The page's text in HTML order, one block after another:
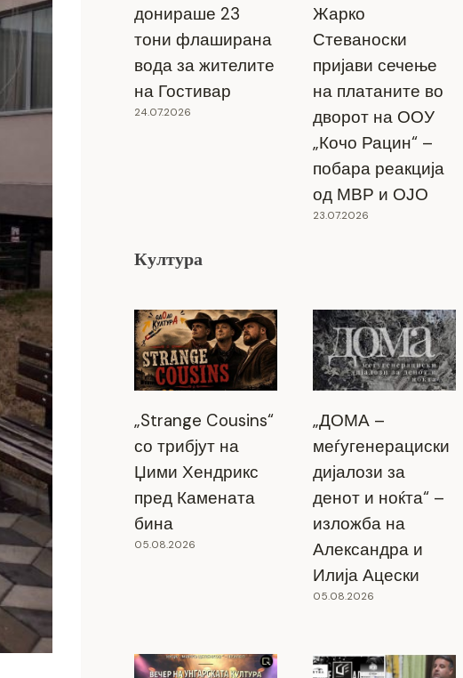
донираше 23
тони флаширана
вода за жителите
на Гостивар
24.07.2026
Жарко
Стеваноски
пријави сечење
на платаните во
дворот на ООУ
„Кочо Рацин“ –
побара реакција
од МВР и ОЈО
23.07.2026
Култура
„Strange Cousins“
со трибјут на
Џими Хендрикс
пред Камената
бина
05.08.2026
„ДОМА –
меѓугенерациски
дијалози за
денот и ноќта“ –
изложба на
Александра и
Илија Ацески
05.08.2026